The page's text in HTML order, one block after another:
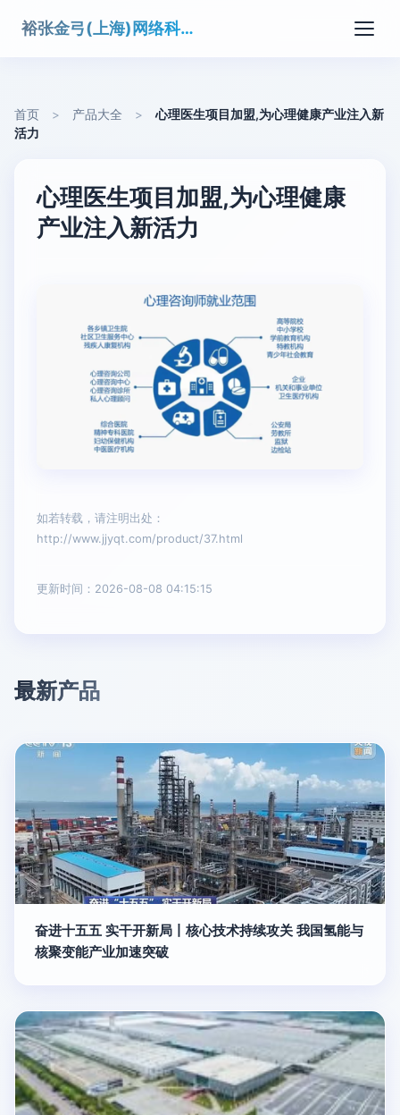
裕张金弓(上海)网络科技有限公司
首页 > 产品大全 >
心理医生项目加盟,为心理健康产业注入新
活力
心理医生项目加盟,为心理健康
产业注入新活力
如若转载，请注明出处：
http://www.jjyqt.com/product/37.html
更新时间：2026-08-08 04:15:15
最新产品
奋进十五五 实干开新局丨核心技术持续攻关 我国氢能与
核聚变能产业加速突破